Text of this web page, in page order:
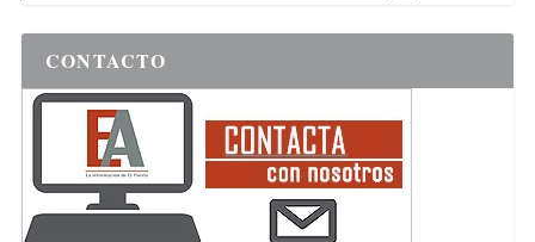
CONTACTO